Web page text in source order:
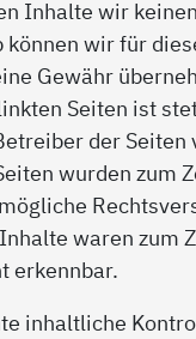
Inhalte wir
können wir für
Gewähr
Seiten ist
der
wurden zum
waren zum
erkennbar.
inhaltliche